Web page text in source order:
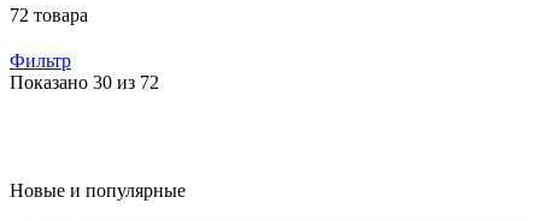
72 товара
Фильтр
Показано 30 из 72
Новые и популярные